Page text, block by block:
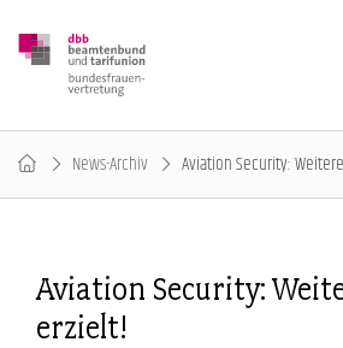
News-Archiv Aviation Security:
Aviation Security:
erzielt!